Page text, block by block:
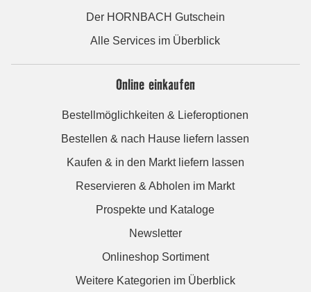
Der HORNBACH Gutschein
Alle Services im Überblick
Online einkaufen
Bestellmöglichkeiten & Lieferoptionen
Bestellen & nach Hause liefern lassen
Kaufen & in den Markt liefern lassen
Reservieren & Abholen im Markt
Prospekte und Kataloge
Newsletter
Onlineshop Sortiment
Weitere Kategorien im Überblick